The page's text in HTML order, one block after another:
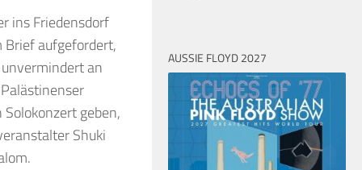
ins Friedensdorf
Brief aufgefordert,
an
geben,
Shuki
AUSSIE FLOYD 2027